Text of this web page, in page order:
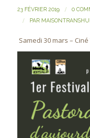
23 FÉVRIER 2019 / 0
/ PAR
Samedi 30 mars –